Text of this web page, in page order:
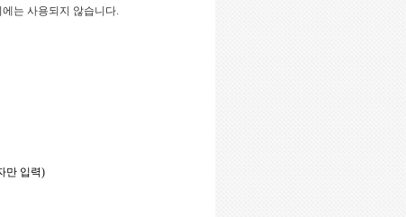
에는 사용되지 않습니다.
만 입력)